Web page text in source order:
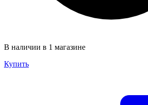
В наличии в 1 магазине
Купить